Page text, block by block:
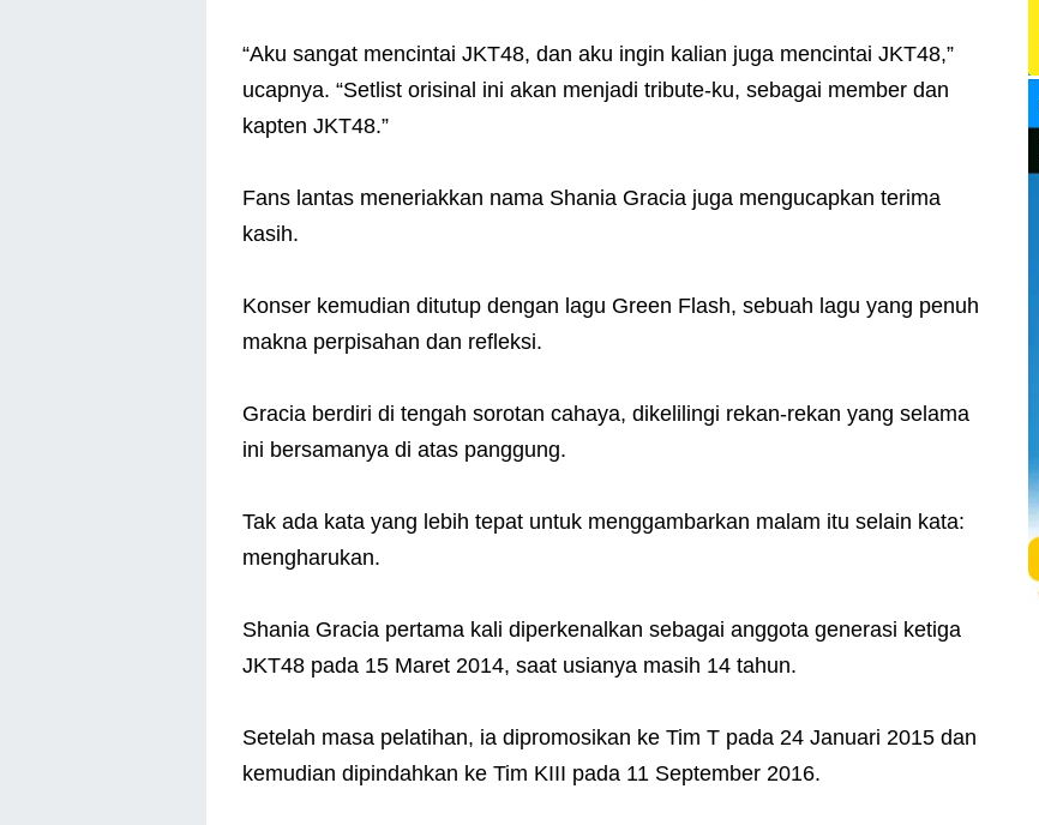
“Aku sangat mencintai JKT48, dan aku ingin kalian juga mencintai JKT48,”
ucapnya. “Setlist orisinal ini akan menjadi tribute-ku, sebagai member dan
kapten JKT48.”
Fans lantas meneriakkan nama Shania Gracia juga mengucapkan terima
kasih.
Konser kemudian ditutup dengan lagu Green Flash, sebuah lagu yang penuh
makna perpisahan dan refleksi.
Gracia berdiri di tengah sorotan cahaya, dikelilingi rekan-rekan yang selama
ini bersamanya di atas panggung.
Tak ada kata yang lebih tepat untuk menggambarkan malam itu selain kata:
mengharukan.
Shania Gracia pertama kali diperkenalkan sebagai anggota generasi ketiga
JKT48 pada 15 Maret 2014, saat usianya masih 14 tahun.
Setelah masa pelatihan, ia dipromosikan ke Tim T pada 24 Januari 2015 dan
kemudian dipindahkan ke Tim KIII pada 11 September 2016.